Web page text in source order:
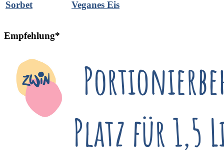
Sorbet Veganes Eis
Empfehlung*